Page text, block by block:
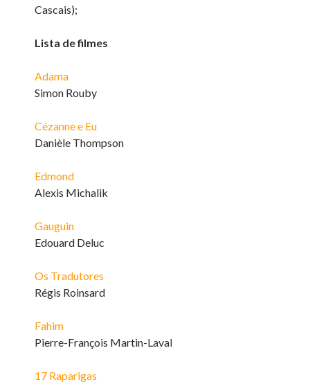
Cascais);
Lista de filmes
Adama
Simon Rouby
Cézanne e Eu
Danièle Thompson
Edmond
Alexis Michalik
Gauguin
Edouard Deluc
Os Tradutores
Régis Roinsard
Fahim
Pierre-François Martin-Laval
17 Raparigas